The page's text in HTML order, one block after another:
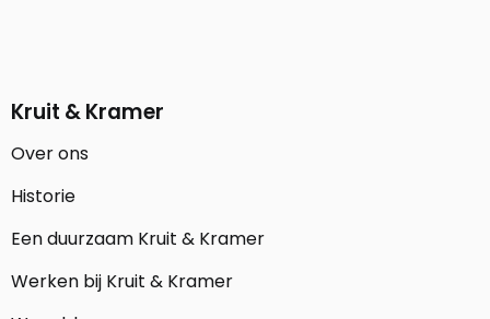
Kruit & Kramer
Over ons
Historie
Een duurzaam Kruit & Kramer
Werken bij Kruit & Kramer